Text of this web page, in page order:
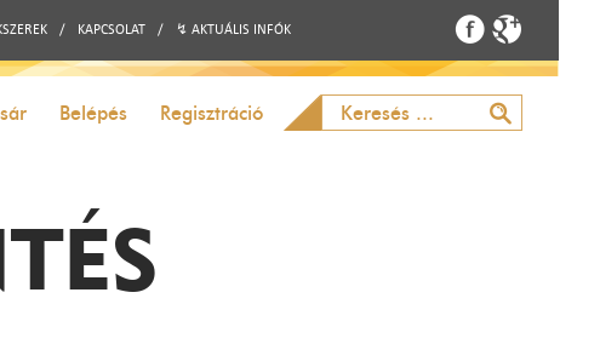
/ KAPCSOLAT / ↯ AKTUÁLIS INFÓK
Belépés Regisztráció